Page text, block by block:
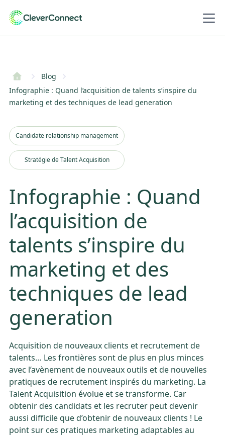
Blog
Infographie : Quand l’acquisition de talents s’inspire du
marketing et des techniques de lead generation
Candidate relationship management
Stratégie de Talent Acquisition
Infographie : Quand
l’acquisition de
talents s’inspire du
marketing et des
techniques de lead
generation
Acquisition de nouveaux clients et recrutement de
talents… Les frontières sont de plus en plus minces
avec l’avènement de nouveaux outils et de nouvelles
pratiques de recrutement inspirés du marketing. La
Talent Acquisition évolue et se transforme. Car
obtenir des candidats et les recruter peut devenir
aussi difficile que d’obtenir de nouveaux clients ! Le
point sur ces pratiques marketing adaptables au